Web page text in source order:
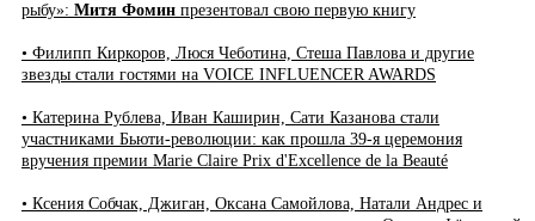
рыбу»: Митя Фомин презентовал свою первую книгу
• Филипп Киркоров, Люся Чеботина, Стеша Павлова и другие
звезды стали гостями на VOICE INFLUENCER AWARDS
• Катерина Рублева, Иван Каширин, Сати Казанова стали
участниками Бьюти-революции: как прошла 39-я церемония
вручения премии Marie Claire Prix d'Excellence de la Beauté
• Ксения Собчак, Джиган, Оксана Самойлова, Натали Андрес и